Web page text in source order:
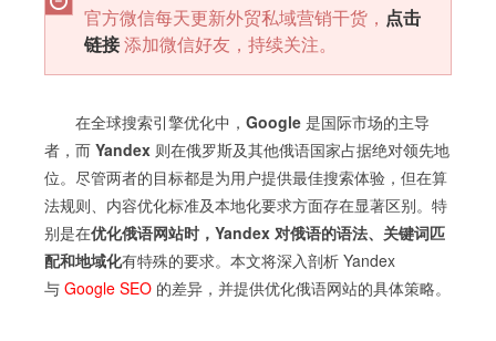
官方微信每天更新外贸私域营销干货， 点击
链接添加微信好友，持续关注。
在全球搜索引擎优化中， Google 是国际市场的主导
者，而 Yandex 则在俄罗斯及其他俄语国家占据绝对领先地
位。尽管两者的目标都是为用户提供最佳搜索体验，但在算
法规则、内容优化标准及本地化要求方面存在显著区别。特
别是在优化俄语网站时，Yandex 对俄语的语法、关键词匹
配和地域化有特殊的要求。本文将深入剖析 Yandex
与 Google SEO 的差异，并提供优化俄语网站的具体策略。